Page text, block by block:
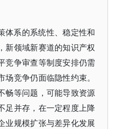
体系的系统性、稳定性和
新领域新赛道的知识产权
竞争审查等制度安排仍需
竞争仍面临隐性约束。
畅等问题，可能导致资源
足并存，在一定程度上降
业规模扩张与差异化发展